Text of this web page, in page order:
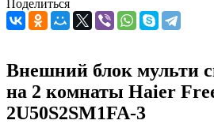
Поделиться
Внешний блок мульти
на 2 комнаты Haier
2U50S2SM1FA-3